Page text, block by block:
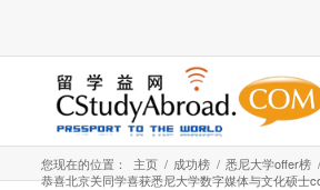
您现在的位置： 主页 / 成功榜 / 悉尼大学offer榜 /
恭喜北京关同学喜获悉尼大学数字媒体与文化硕士